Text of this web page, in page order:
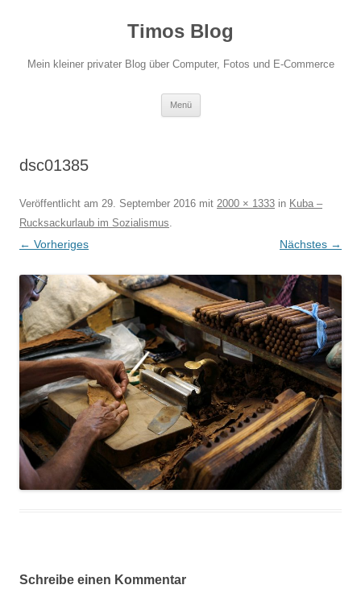
Timos Blog
Mein kleiner privater Blog über Computer, Fotos und E-Commerce
Menü
dsc01385
Veröffentlicht am 29. September 2016 mit 2000 × 1333 in Kuba –
Rucksackurlaub im Sozialismus.
← Vorheriges Nächstes →
Schreibe einen Kommentar